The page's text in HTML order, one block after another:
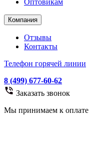
Компания
Отзывы
Контакты
Телефон горячей линии
8 (499) 677-60-62
Заказать звонок
Мы принимаем к оплате